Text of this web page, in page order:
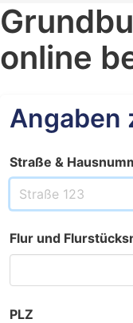
online
Angaben
Straße &
Flur und
PLZ